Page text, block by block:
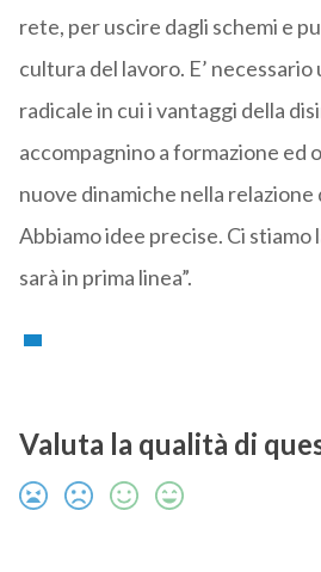
rete, per uscire dagli schemi e
cultura del lavoro. E’
radicale in cui i vantaggi della
accompagnino a formazione ed
nuove dinamiche nella
Abbiamo idee precise. Ci stiamo
sarà in prima linea”.
Valuta la qualità di